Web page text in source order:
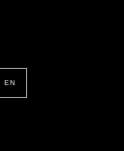
EN